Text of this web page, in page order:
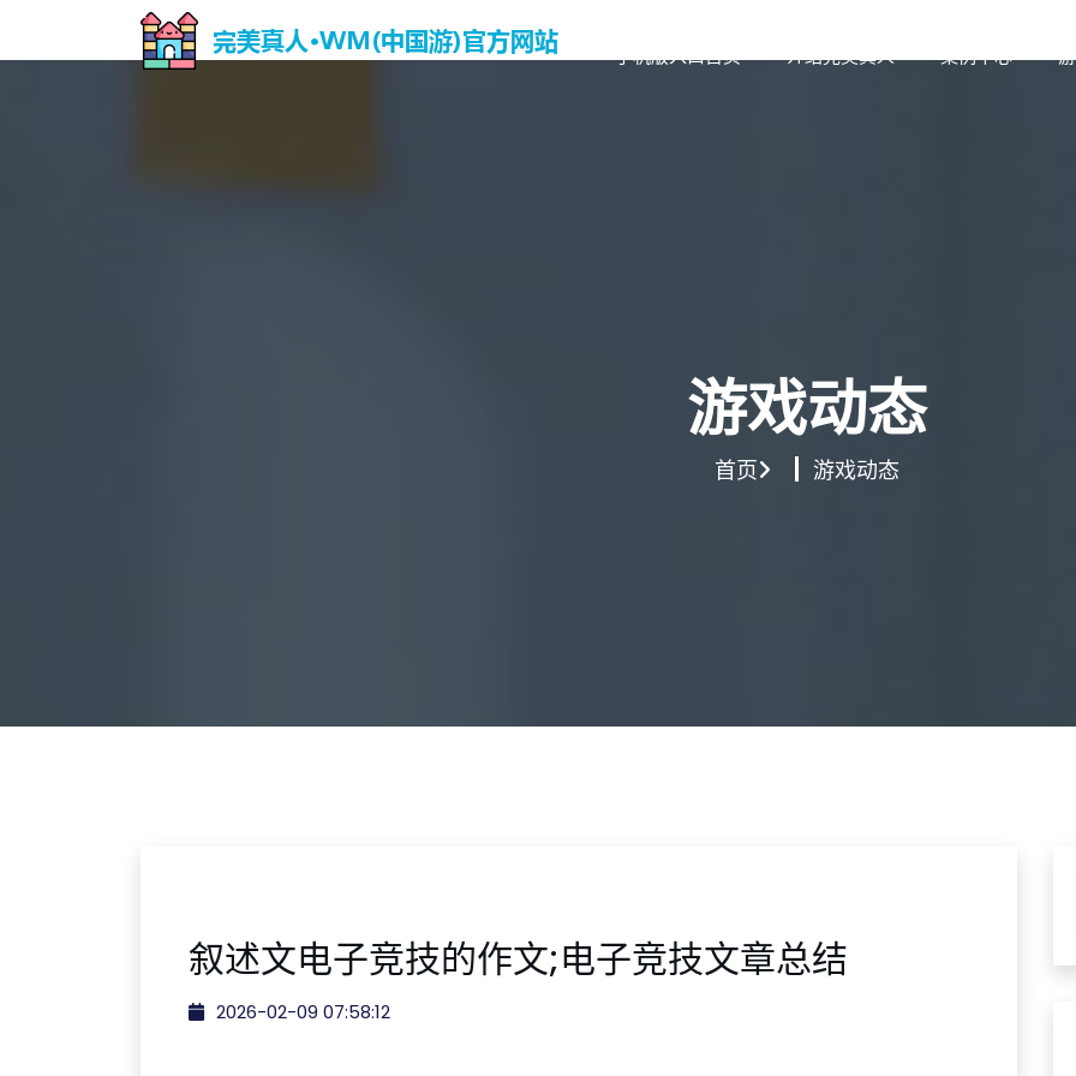
手机版入口首页 介绍完美真人 案例中心
游戏动态
首页 游戏动态
叙述文电子竞技的作文;电子竞技文章总结
2026-02-09 07:58:12